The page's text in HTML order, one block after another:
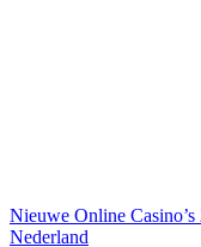
Nieuwe Online
Nederland